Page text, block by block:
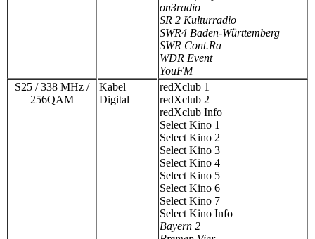
on3radio
SR 2 Kulturradio
SWR4 Baden-Württemberg
SWR Cont.Ra
WDR Event
YouFM
S25 / 338 MHz /
256QAM
Kabel
Digital
redXclub 1
redXclub 2
redXclub Info
Select Kino 1
Select Kino 2
Select Kino 3
Select Kino 4
Select Kino 5
Select Kino 6
Select Kino 7
Select Kino Info
Bayern 2